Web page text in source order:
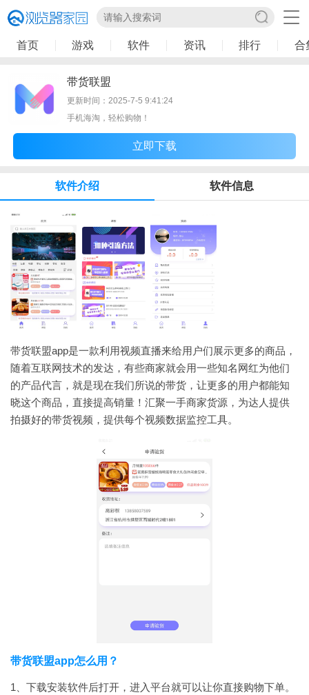
首页 游戏 软件 资讯 排行 合
带货联盟
更新时间：2025-7-5 9:41:24
手机海淘，轻松购物！
立即下载
软件介绍 软件信息
带货联盟app是一款利用视频直播来给用户们展示更多的商品，
随着互联网技术的发达，有些商家就会用一些知名网红为他们
的产品代言，就是现在我们所说的带货，让更多的用户都能知
晓这个商品，直接提高销量！汇聚一手商家货源，为达人提供
拍摄好的带货视频，提供每个视频数据监控工具。
带货联盟app怎么用？
1、下载安装软件后打开，进入平台就可以让你直接购物下单。